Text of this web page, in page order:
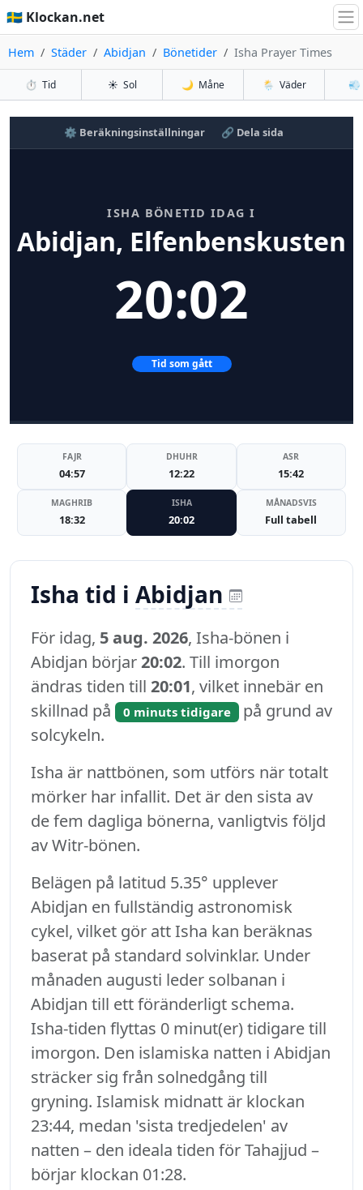
🇸🇪 Klockan.net
Hem Städer Abidjan Bönetider Isha Prayer Times
⏱️ Tid ☀️ Sol 🌙 Måne 🌦️ Väder 💨
⚙️ Beräkningsinställningar 🔗 Dela sida
ISHA BÖNETID IDAG I
Abidjan, Elfenbenskusten
20:02
Tid som gått
FAJR
04:57
DHUHR
12:22
ASR
15:42
MAGHRIB
18:32
ISHA
20:02
MÅNADSVIS
Full tabell
Isha tid i Abidjan
För idag, 5 aug. 2026, Isha-bönen i
Abidjan börjar20:02. Till imorgon
ändras tiden till 20:01, vilket innebär en
skillnad på
0 minuts tidigare på grund av
solcykeln.
Isha är nattbönen, som utförs när totalt
mörker har infallit. Det är den sista av
de fem dagliga bönerna, vanligtvis följd
av Witr-bönen.
Belägen på latitud 5.35° upplever
Abidjan en fullständig astronomisk
cykel, vilket gör att Isha kan beräknas
baserat på standard solvinklar. Under
månaden augusti leder solbanan i
Abidjan till ett föränderligt schema.
Isha-tiden flyttas 0 minut(er) tidigare till
imorgon. Den islamiska natten i Abidjan
sträcker sig från solnedgång till
gryning. Islamisk midnatt är klockan
23:44, medan 'sista tredjedelen' av
natten – den ideala tiden för Tahajjud –
börjar klockan 01:28.